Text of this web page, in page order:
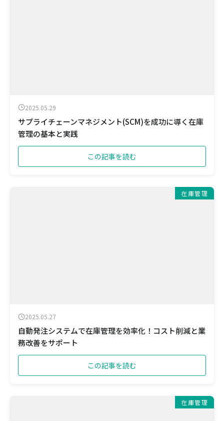
2025.05.29
サプライチェーンマネジメント(SCM)を成功に導く在庫
管理の基本と実践
この記事を読む
在庫管理
2025.05.27
自動発注システムで在庫管理を効率化！コスト削減と業
務改善をサポート
この記事を読む
在庫管理